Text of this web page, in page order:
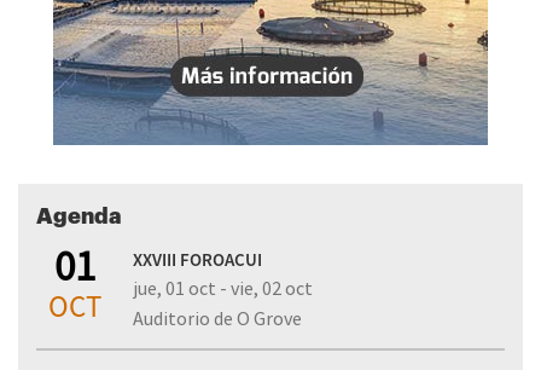
Agenda
01
OCT
XXVIII FOROACUI
jue, 01 oct - vie, 02 oct
Auditorio de O Grove